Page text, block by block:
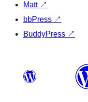
Matt ↗
bbPress ↗
BuddyPress ↗